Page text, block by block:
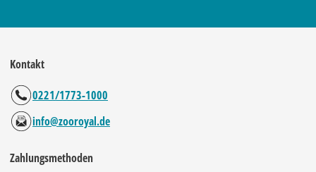
Kontakt
0221/1773-1000
info@zooroyal.de
Zahlungsmethoden